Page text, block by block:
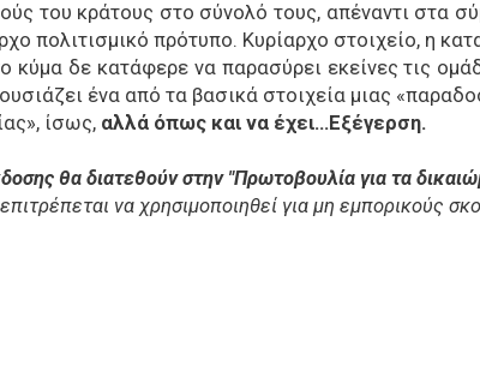
του κράτους στο σύνολό τους, απέναντι στα
πολιτισμικό πρότυπο. Κυρίαρχο στοιχείο, η
κύμα δε κατάφερε να παρασύρει εκείνες τις
ένα από τα βασικά στοιχεία μιας
ίσως, αλλά όπως και να έχει...Εξέγερση.
θα διατεθούν στην "Πρωτοβουλία για τα
να χρησιμοποιηθεί για μη εμπορικούς